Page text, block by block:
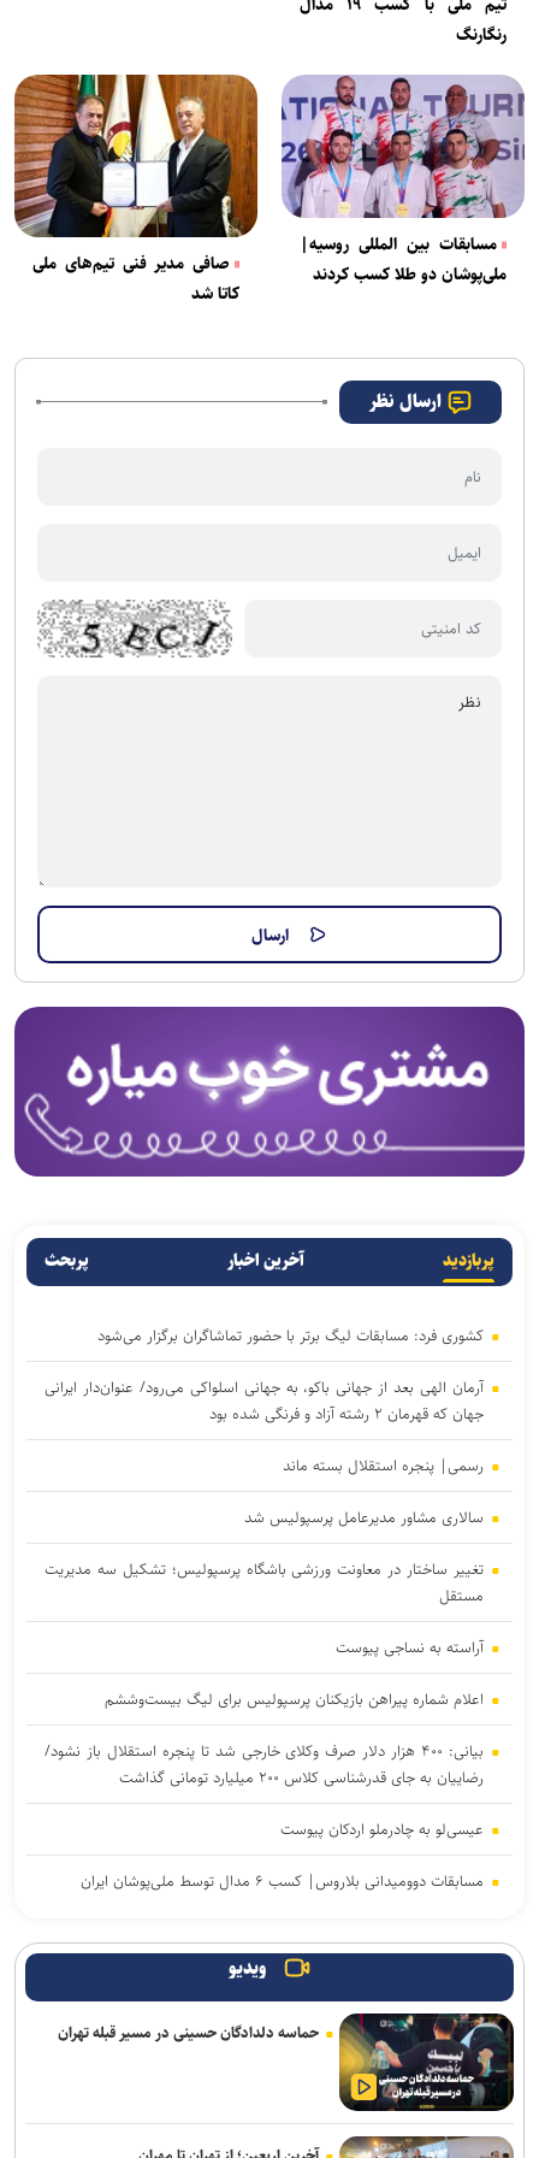
رنگارنگ
مسابقات بین المللی روسیه|
ملی‌پوشان دو طلا کسب کردند
صافی مدیر فنی تیم‌های ملی
کاتا شد
ارسال نظر
پربازدید آخرین اخبار پربحث
کشوری فرد: مسابقات لیگ برتر با حضور تماشاگران برگزار می‌شود
آرمان الهی بعد از جهانی باکو، به جهانی اسلواکی می‌رود/ عنوان‌دار ایرانی
جهان که قهرمان ۲ رشته آزاد و فرنگی شده بود
رسمی| پنجره استقلال بسته ماند
سالاری مشاور مدیرعامل پرسپولیس شد
تغییر ساختار در معاونت ورزشی باشگاه پرسپولیس؛ تشکیل سه مدیریت
مستقل
آراسته به نساجی پیوست
اعلام شماره پیراهن بازیکنان پرسپولیس برای لیگ بیست‌وششم
بیانی: ۴۰۰ هزار دلار صرف وکلای خارجی شد تا پنجره استقلال باز نشود/
رضاییان به جای قدرشناسی کلاس ۲۰۰ میلیارد تومانی گذاشت
عیسی‌لو به چادرملو اردکان پیوست
مسابقات دوومیدانی بلاروس| کسب ۶ مدال توسط ملی‌پوشان ایران
ربیعی سرمربی شاهین بندرعامری شد
رسمی؛ عالیشاه به گل‌گهر پیوست
اعلام اسامی نامزدهای تایید صلاحیت شده ریاست فدراسیون بدنسازی و
پرورش اندام/ حضور عضو هیات مدیره پرسپولیس
ویدیو
حماسه دلدادگان حسینی در مسیر قبله تهران